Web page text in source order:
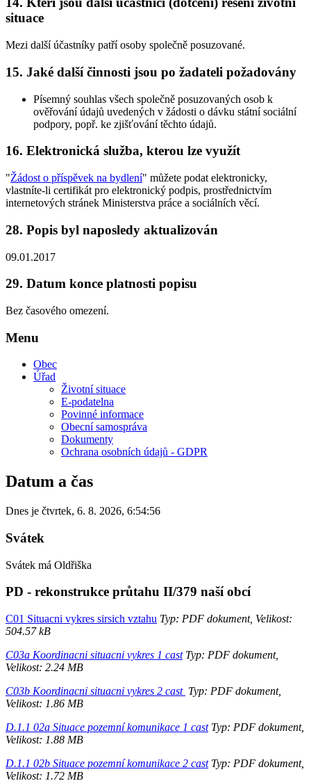
situace
Mezi další účastníky patří osoby společně posuzované.
15. Jaké další činnosti jsou po žadateli požadovány
Písemný souhlas všech společně posuzovaných osob k
ověřování údajů uvedených v žádosti o dávku státní sociální
podpory, popř. ke zjišťování těchto údajů.
16. Elektronická služba, kterou lze využít
"Žádost o příspěvek na bydlení" můžete podat elektronicky,
vlastníte-li certifikát pro elektronický podpis, prostřednictvím
internetových stránek Ministerstva práce a sociálních věcí.
28. Popis byl naposledy aktualizován
09.01.2017
29. Datum konce platnosti popisu
Bez časového omezení.
Menu
Obec
Úřad
Životní situace
E-podatelna
Povinné informace
Obecní samospráva
Dokumenty
Ochrana osobních údajů - GDPR
Datum a čas
Dnes je čtvrtek, 6. 8. 2026, 6:54:56
Svátek
Svátek má Oldřiška
PD - rekonstrukce průtahu II/379 naší obcí
C01 Situacni vykres sirsich vztahu Typ: PDF dokument, Velikost:
504.57 kB
C03a Koordinacni situacni vykres 1 castTyp: PDF dokument,
Velikost: 2.24 MB
C03b Koordinacni situacni vykres 2 cast Typ: PDF dokument,
Velikost: 1.86 MB
D.1.1 02a Situace pozemní komunikace 1 castTyp: PDF dokument,
Velikost: 1.88 MB
D.1.1 02b Situace pozemní komunikace 2 castTyp: PDF dokument,
Velikost: 1.72 MB